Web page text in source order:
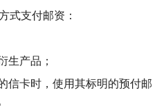
式支付邮资：
生产品；
信卡时，使用其标明的预付邮